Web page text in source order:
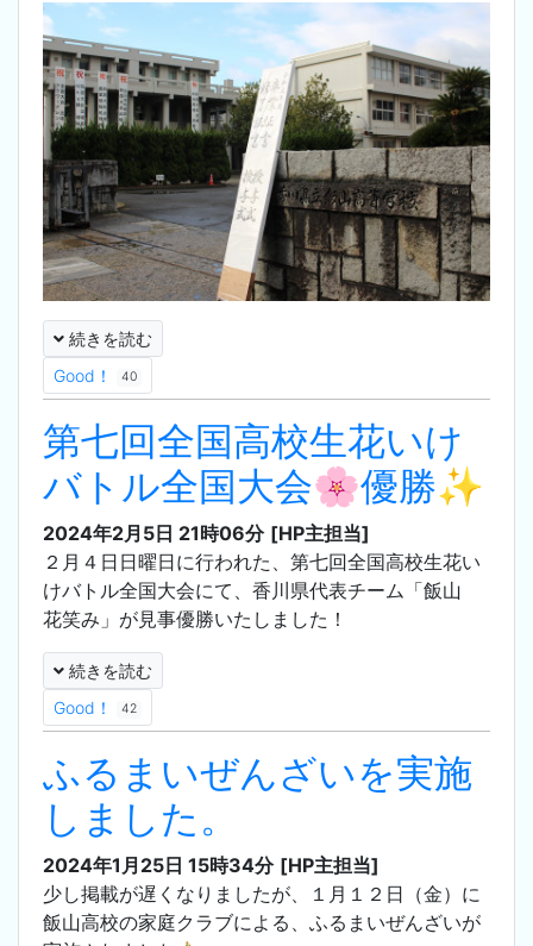
続きを読む
Good！
40
第七回全国高校生花いけ
バトル全国大会🌸優勝✨
2024年2月5日 21時06分 [HP主担当]
２月４日日曜日に行われた、第七回全国高校生花い
けバトル全国大会にて、香川県代表チーム「飯山
花笑み」が見事優勝いたしました！
続きを読む
Good！
42
ふるまいぜんざいを実施
しました。
2024年1月25日 15時34分 [HP主担当]
少し掲載が遅くなりましたが、１月１２日（金）に
飯山高校の家庭クラブによる、ふるまいぜんざいが